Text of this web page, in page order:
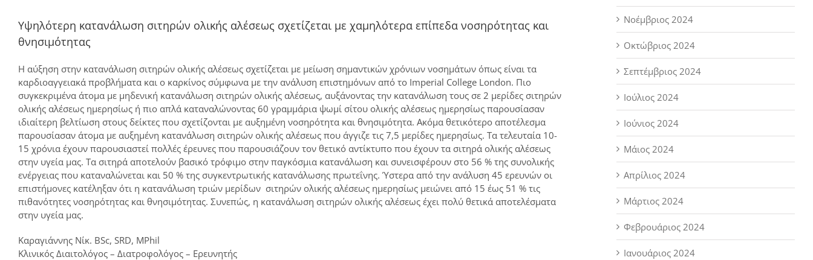
Υψηλότερη κατανάλωση σιτηρών ολικής αλέσεως σχετίζεται με χαμηλότερα επίπεδα νοσηρότητας και
θνησιμότητας
Η αύξηση στην κατανάλωση σιτηρών ολικής αλέσεως σχετίζεται με μείωση σημαντικών χρόνιων νοσημάτων όπως είναι τα
καρδιοαγγειακά προβλήματα και ο καρκίνος σύμφωνα με την ανάλυση επιστημόνων από το Imperial College London. Πιο
συγκεκριμένα άτομα με μηδενική κατανάλωση σιτηρών ολικής αλέσεως, αυξάνοντας την κατανάλωση τους σε 2 μερίδες σιτηρών
ολικής αλέσεως ημερησίως ή πιο απλά καταναλώνοντας 60 γραμμάρια ψωμί σίτου ολικής αλέσεως ημερησίως παρουσίασαν
ιδιαίτερη βελτίωση στους δείκτες που σχετίζονται με αυξημένη νοσηρότητα και θνησιμότητα. Ακόμα θετικότερο αποτέλεσμα
παρουσίασαν άτομα με αυξημένη κατανάλωση σιτηρών ολικής αλέσεως που άγγιζε τις 7,5 μερίδες ημερησίως. Τα τελευταία 10-
15 χρόνια έχουν παρουσιαστεί πολλές έρευνες που παρουσιάζουν τον θετικό αντίκτυπο που έχουν τα σιτηρά ολικής αλέσεως
στην υγεία μας. Τα σιτηρά αποτελούν βασικό τρόφιμο στην παγκόσμια κατανάλωση και συνεισφέρουν στο 56 % της συνολικής
ενέργειας που καταναλώνεται και 50 % της συγκεντρωτικής κατανάλωσης πρωτεΐνης. Ύστερα από την ανάλυση 45 ερευνών οι
επιστήμονες κατέληξαν ότι η κατανάλωση τριών μερίδων σιτηρών ολικής αλέσεως ημερησίως μειώνει από 15 έως 51 % τις
πιθανότητες νοσηρότητας και θνησιμότητας. Συνεπώς, η κατανάλωση σιτηρών ολικής αλέσεως έχει πολύ θετικά αποτελέσματα
στην υγεία μας.
Καραγιάννης Νίκ. BSc, SRD, MPhil
Κλινικός Διαιτολόγος – Διατροφολόγος – Ερευνητής
Νοέμβριος 2024
Οκτώβριος 2024
Σεπτέμβριος 2024
Ιούλιος 2024
Ιούνιος 2024
Μάιος 2024
Απρίλιος 2024
Μάρτιος 2024
Φεβρουάριος 2024
Ιανουάριος 2024